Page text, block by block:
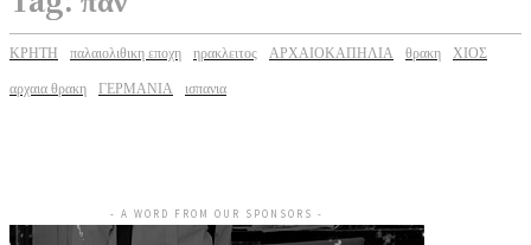
ΚΡΗΤΗ παλαιολιθικη εποχη ηρακλειτος ΑΡΧΑΙΟΚΑΠΗΛΙΑ θρακη
ΧΙΟΣ
αρχαια θρακη ΓΕΡΜΑΝΙΑ ισπανια
- A WORD FROM OUR SPONSORS -